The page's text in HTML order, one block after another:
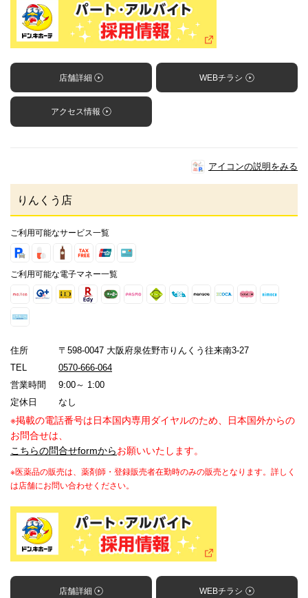
店舗詳細 WEBチラシ
アクセス情報
アイコンの説明をみる
りんくう店
ご利用可能なサービス一覧
ご利用可能な電子マネー一覧
住所
〒598-0047 大阪府泉佐野市りんくう往来南3-27
TEL
0570-666-064
営業時間
9:00～ 1:00
定休日
なし
※掲載の電話番号は日本国内専用ダイヤルのため、日本国外からの
お問合せは、
こちらの問合せformからお願いいたします。
※医薬品の販売は、薬剤師・登録販売者在勤時のみの販売となります。詳しく
は店舗にお問い合わせください。
店舗詳細 WEBチラシ